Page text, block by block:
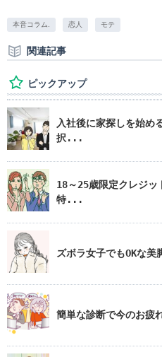
本音コラム. 恋人 モテ
関連記事
ピックアップ
入社後に家探しを始め
択...
18～25歳限定クレジッ
特...
ズボラ女子でもOKな美
簡単な診断で今のお疲